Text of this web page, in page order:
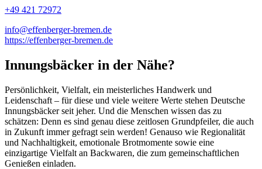
+49 421 72972
info@effenberger-bremen.de
https://effenberger-bremen.de
Innungsbäcker in der Nähe?
Persönlichkeit, Vielfalt, ein meisterliches Handwerk und
Leidenschaft – für diese und viele weitere Werte stehen Deutsche
Innungsbäcker seit jeher. Und die Menschen wissen das zu
schätzen: Denn es sind genau diese zeitlosen Grundpfeiler, die auch
in Zukunft immer gefragt sein werden! Genauso wie Regionalität
und Nachhaltigkeit, emotionale Brotmomente sowie eine
einzigartige Vielfalt an Backwaren, die zum gemeinschaftlichen
Genießen einladen.